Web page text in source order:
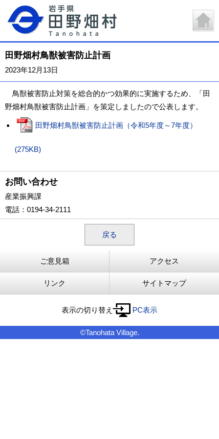
田野畑村鳥獣被害防止計画
2023年12月13日
鳥獣被害防止対策を総合的かつ効果的に実施するため、「田
野畑村鳥獣被害防止計画」を策定しましたので公表します。
田野畑村鳥獣被害防止計画（令和5年度～7年度）
(275KB)
お問い合わせ
産業振興課
電話 ：0194-34-2111
戻る
ご意見箱 アクセス
リンク サイトマップ
表示の切り替え PC表示
©Tanohata Village.